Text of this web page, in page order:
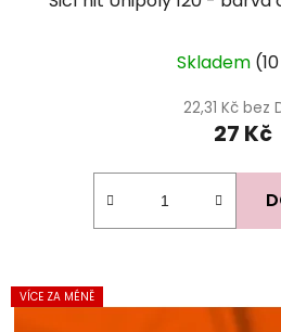
Skladem
22,31 Kč bez
27 Kč
VÍCE ZA MÉNĚ